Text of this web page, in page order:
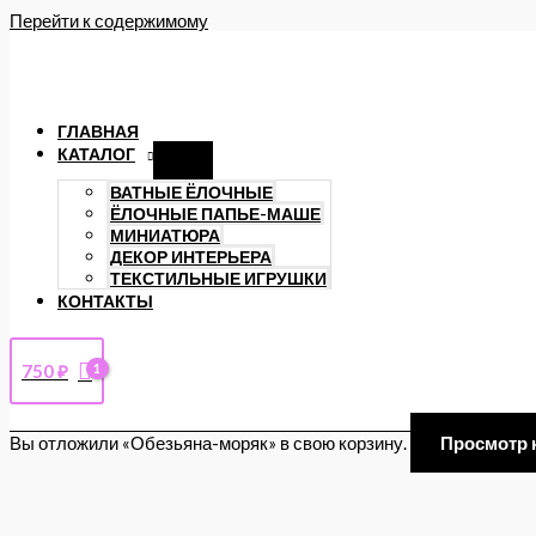
Перейти к содержимому
ГЛАВНАЯ
КАТАЛОГ
ВАТНЫЕ ЁЛОЧНЫЕ
ЁЛОЧНЫЕ ПАПЬЕ-МАШЕ
МИНИАТЮРА
ДЕКОР ИНТЕРЬЕРА
ТЕКСТИЛЬНЫЕ ИГРУШКИ
КОНТАКТЫ
750₽
Вы отложили «Обезьяна-моряк» в свою корзину. Просмотр